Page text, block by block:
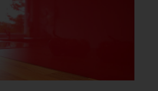
finns i en mängd olika
och utföranden
och optisk klarhet
ljusledande egenskaper –
och belysning
som är lätt att bearbeta
och UV-stabilitet